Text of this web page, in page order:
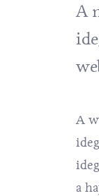
A
A
a